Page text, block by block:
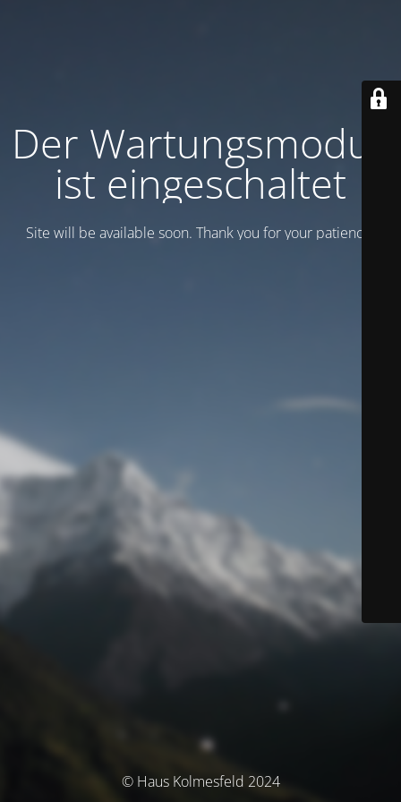
Der Wartungsmodus
ist eingeschaltet
Site will be available soon. Thank you for your patience!
© Haus Kolmesfeld 2024